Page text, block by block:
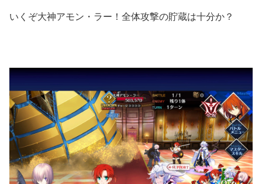
いくぞ大神アモン・ラー！全体攻撃の貯蔵は十分か？